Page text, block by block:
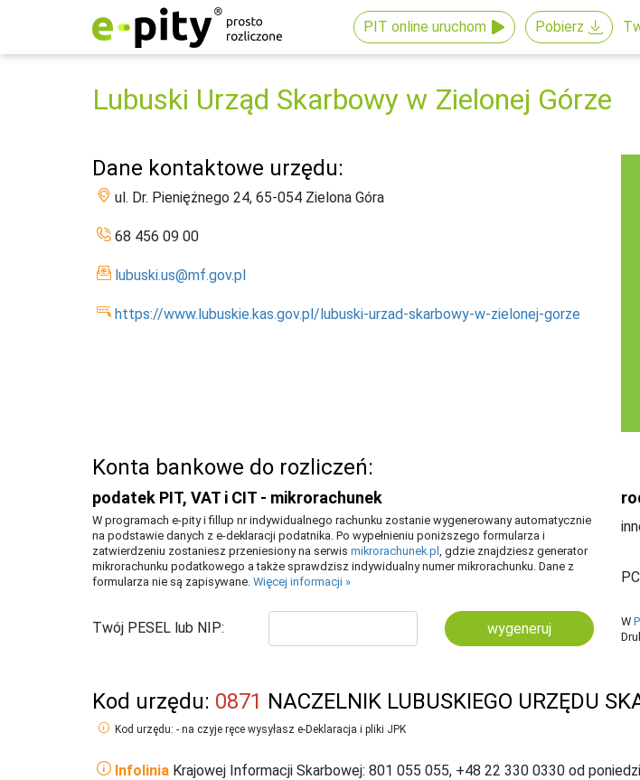
PIT online uruchom Pobierz
Lubuski Urząd Skarbowy w Zielonej Górze
Dane kontaktowe urzędu:
ul. Dr. Pieniężnego 24, 65-054 Zielona Góra
68 456 09 00
lubuski.us@mf.gov.pl
https://www.lubuskie.kas.gov.pl/lubuski-urzad-skarbowy-w-zielonej-gorze
Konta bankowe do rozliczeń:
podatek PIT, VAT i CIT - mikrorachunek
W programach e-pity i fillup nr indywidualnego rachunku zostanie wygenerowany automatycznie
na podstawie danych z e-deklaracji podatnika. Po wypełnieniu poniższego formularza i
zatwierdzeniu zostaniesz przeniesiony na serwis mikrorachunek.pl , gdzie znajdziesz generator
mikrorachunku podatkowego a także sprawdzisz indywidualny numer mikrorachunku. Dane z
formularza nie są zapisywane. Więcej informacji »
Twój PESEL lub NIP: wygeneruj W
Kod urzędu: 0871 NACZELNIK LUBUSKIEGO URZĘDU
Kod urzędu: - na czyje ręce wysyłasz e-Deklaracja i pliki JPK
Infolinia Krajowej Informacji Skarbowej: 801 055 055, +48 22 330 0330 od